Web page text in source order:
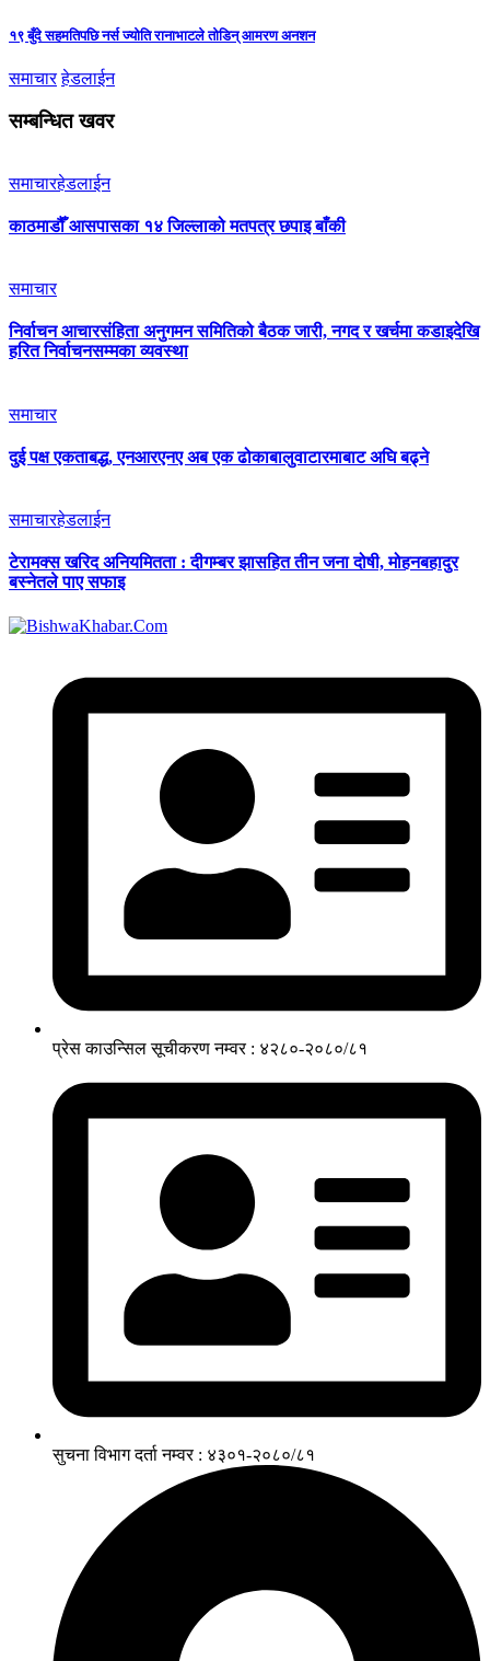
१९ बुँदे सहमतिपछि नर्स ज्योति रानाभाटले तोडिन् आमरण अनशन
समाचार हेडलाईन
सम्बन्धित खवर
समाचारहेडलाईन
काठमाडौँ आसपासका १४ जिल्लाको मतपत्र छपाइ बाँकी
समाचार
निर्वाचन आचारसंहिता अनुगमन समितिको बैठक जारी, नगद र खर्चमा कडाइदेखि
हरित निर्वाचनसम्मका व्यवस्था
समाचार
दुई पक्ष एकताबद्ध, एनआरएनए अब एक ढोकाबालुवाटारमाबाट अघि बढ्ने
समाचारहेडलाईन
टेरामक्स खरिद अनियमितता : दीगम्बर झासहित तीन जना दोषी, मोहनबहादुर
बस्नेतले पाए सफाइ
प्रेस काउन्सिल सूचीकरण नम्वर : ४२८०-२०८०/८१
सुचना विभाग दर्ता नम्वर : ४३०१-२०८०/८१